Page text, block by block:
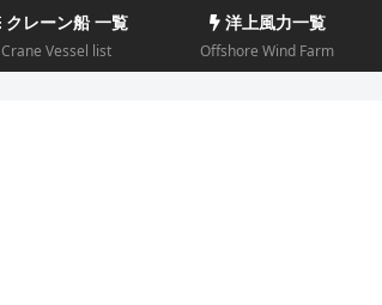
クレーン船 一覧
Crane Vessel list
洋上風力一覧
Offshore Wind Farm